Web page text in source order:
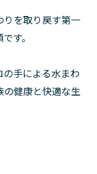
りを取り戻す第一
す。
手による水まわ
の健康と快適な生